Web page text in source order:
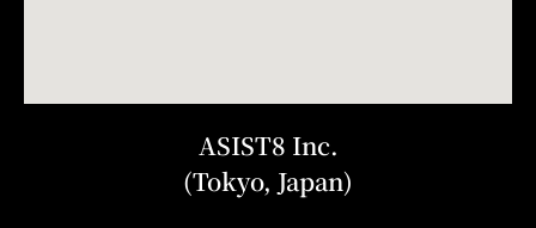
ASIST8 Inc.
(Tokyo, Japan)